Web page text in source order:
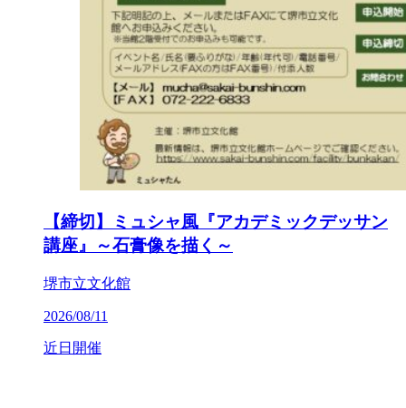
【締切】ミュシャ風『アカデミックデッサン
講座』～石膏像を描く～
堺市立文化館
2026/08/11
近日開催